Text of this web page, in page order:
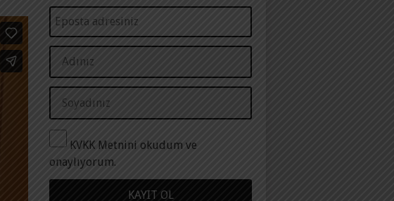
KVKK Metnini okudum ve
onaylıyorum.